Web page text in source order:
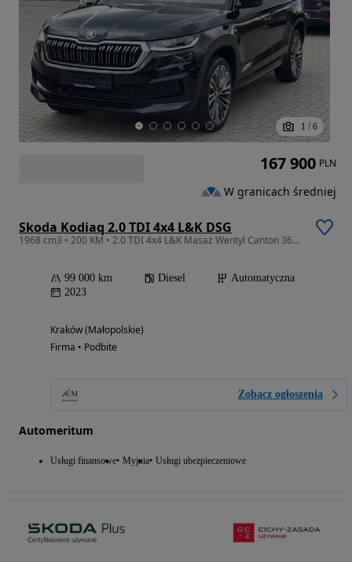
1 / 6
Skoda Kodiaq 2.0 TDI 4x4 L&K DSG
1968 cm3 • 200 KM • 2.0 TDI 4x4 L&K Masaż Wentyl Canton 360* Virtual ACC Hak
99 000 km Diesel
Automatyczna
2023
Kraków (Małopolskie)
Firma • Podbite
Zobacz ogłoszenia
Automeritum
Usługi finansowe Myjnia Usługi ubezpieczeniowe
167 900 PLN
W granicach średniej